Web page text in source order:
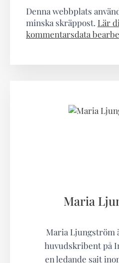
Denna webbplats
minska skräppost. Lär
kommentarsdata
Maria
Maria Ljungström
huvudskribent på
en ledande sajt